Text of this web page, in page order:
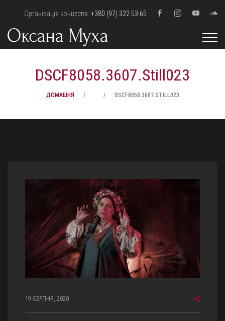
Організація концертів: +380 (97) 322 53 65
DSCF8058.3607.Still023
ДОМАШНЯ DSCF8058.3607.STILL023
19 СЕРПНЯ, 2020